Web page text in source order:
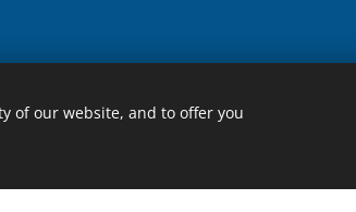
of our website, and to offer you